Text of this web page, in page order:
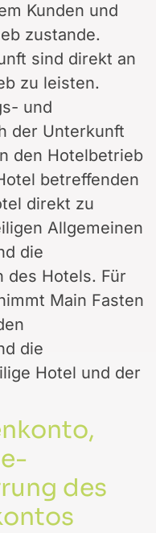
Kunden und
zustande.
sind direkt an
zu leisten.
und
der Unterkunft
den Hotelbetrieb
betreffenden
direkt zu
Allgemeinen
die
des Hotels. Für
Main Fasten
die
Hotel und der
des